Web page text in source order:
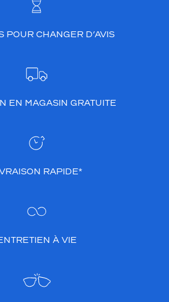
POUR CHANGER D’AVIS
EN MAGASIN GRATUITE
RAPIDE*
À VIE